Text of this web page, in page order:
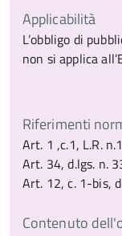
Applicabilità
L’obbligo di
non si applica
Riferimenti
Art. 1 ,c.1, L.R.
Art. 34, d.lgs. n.
Art. 12, c. 1-bis,
Contenuto